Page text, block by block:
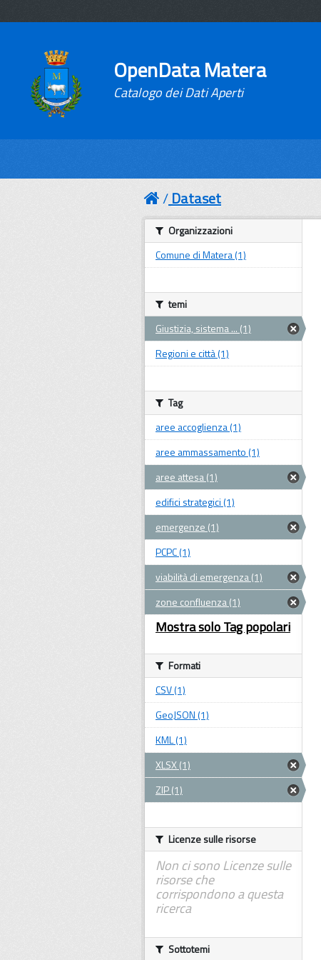
OpenData Matera
Catalogo dei Dati Aperti
Dataset
Organizzazioni
Comune di Matera (1)
temi
Giustizia, sistema ... (1)
Regioni e città (1)
Tag
aree accoglienza (1)
aree ammassamento (1)
aree attesa (1)
edifici strategici (1)
emergenze (1)
PCPC (1)
viabilità di emergenza (1)
zone confluenza (1)
Mostra solo Tag popolari
Formati
CSV (1)
GeoJSON (1)
KML (1)
XLSX (1)
ZIP (1)
Licenze sulle risorse
Non ci sono Licenze sulle
risorse che
corrispondono a questa
ricerca
Sottotemi